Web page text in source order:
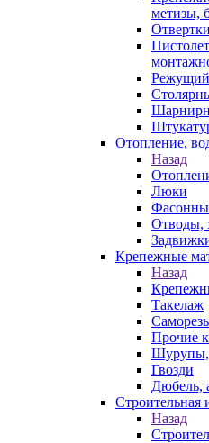
метизы,
Отвертки
Режущий
Отопление,
Назад
Люки
Отводы,
Крепежные
Назад
Такелаж
Прочие
Шурупы,
Гвозди
Дюбель,
Строительная
Назад